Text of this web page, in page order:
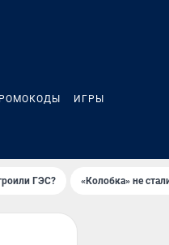
ИГРЫ
ГЭС? «Колобка» не